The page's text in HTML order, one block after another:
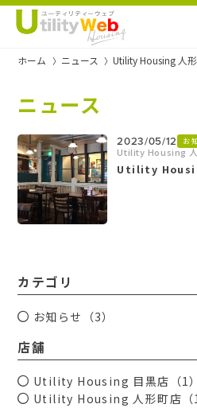
ホーム ニュース Utility Housing 人
ニュース
2023/05/12 お
Utility Housing
Utility
カテゴリ
お知らせ（3）
店舗
Utility Housing 目黒店 （1）
Utility Housing 人形町店